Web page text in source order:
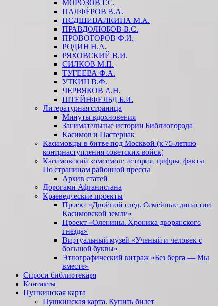
МОРОЗОВ Г.С.
ПАЛФЁРОВ В.А.
ПОДШИВАЛКИНА М.А.
ПРАВДОЛЮБОВ В.С.
ПРОВОТОРОВ Ф.И.
РОДИН Н.А.
РЯХОВСКИЙ В.И.
СИЛКОВ М.П.
ТУГЕЕВА Ф.А.
УТКИН В.Ф.
ЧЕРВЯКОВ А.Н.
ШТЕЙНФЕЛЬД Б.И.
Литературная страница
Минуты вдохновения
Занимательные истории Библиогорода
Касимов и Пастернак
Касимовцы в битве под Москвой (к 75-летию
контрнаступления советских войск)
Касимовский комсомол: история, цифры, факты.
По страницам районной прессы
Архив статей
Дорогами Афганистана
Краеведческие проекты
Проект «Двойной след. Семейные династии
Касимовской земли»
Проект «Оленины. Хроника дворянского
гнезда»
Виртуальный музей «Ученый и человек с
большой буквы»
Этнографический витраж «Без бергə — Мы
вместе»
Спроси библиотекаря
Контакты
Пушкинская карта
Пушкинская карта. Купить билет